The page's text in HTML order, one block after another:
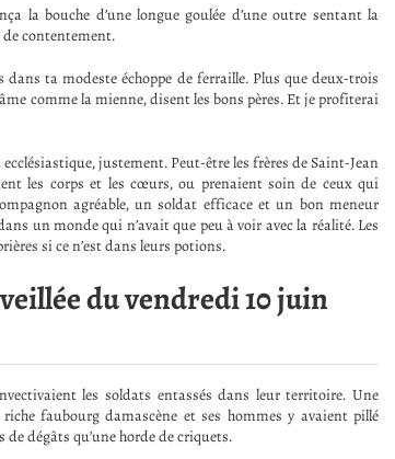
la bouche d’une longue goulée d’une outre sentant la
de contentement.
ta modeste échoppe de ferraille. Plus que deux-trois
comme la mienne, disent les bons pères. Et je profiterai
justement. Peut-être les frères de Saint-Jean
les corps et les cœurs, ou prenaient soin de ceux qui
agréable, un soldat efficace et un bon meneur
un monde qui n’avait que peu à voir avec la réalité. Les
si ce n’est dans leurs potions.
du vendredi 10 juin
les soldats entassés dans leur territoire. Une
faubourg damascène et ses hommes y avaient pillé
dégâts qu’une horde de criquets.